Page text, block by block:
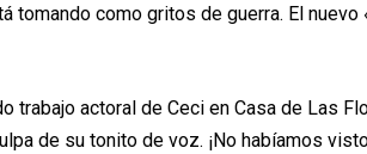
tomando como gritos de guerra. El nuevo
trabajo actoral de Ceci en Casa de Las
de su tonito de voz. ¡No habíamos